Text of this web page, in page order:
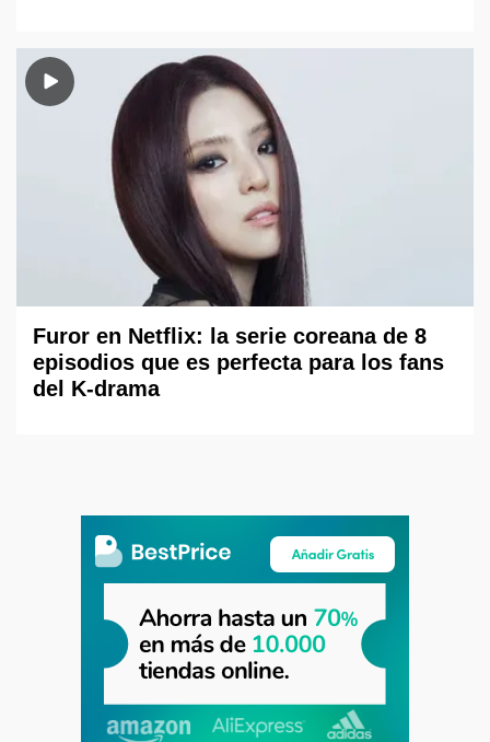
Furor en Netflix: la serie coreana de 8
episodios que es perfecta para los fans
del K-drama